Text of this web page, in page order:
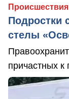
Происшествия
Подростки
стелы
причастных к